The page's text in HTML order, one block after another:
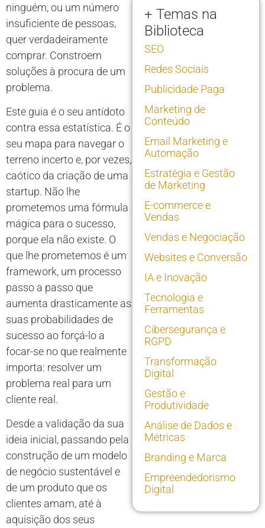
ninguém, ou um número
insuficiente de pessoas,
quer verdadeiramente
comprar. Constroem
soluções à procura de um
problema.
Este guia é o seu antídoto
contra essa estatística. É o
seu mapa para navegar o
terreno incerto e, por vezes,
caótico da criação de uma
startup. Não lhe
prometemos uma fórmula
mágica para o sucesso,
porque ela não existe. O
que lhe prometemos é um
framework, um processo
passo a passo que
aumenta drasticamente as
suas probabilidades de
sucesso ao forçá-lo a
focar-se no que realmente
importa: resolver um
problema real para um
cliente real.
Desde a validação da sua
ideia inicial, passando pela
construção de um modelo
de negócio sustentável e
de um produto que os
clientes amam, até à
aquisição dos seus
+ Temas na
Biblioteca
SEO
Redes Sociais
Publicidade Paga
Marketing de
Conteúdo
Email Marketing e
Automação
Estratégia e Gestão
de Marketing
E-commerce e
Vendas
Vendas e Negociação
Websites e Conversão
IA e Inovação
Tecnologia e
Ferramentas
Cibersegurança e
RGPD
Transformação
Digital
Gestão e
Produtividade
Análise de Dados e
Métricas
Branding e Marca
Empreendedorismo
Digital